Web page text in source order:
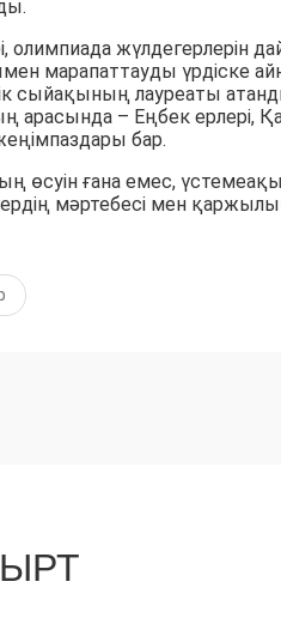
олимпиада жүлдегерлерін
марапаттауды үрдіске
сыйақының лауреаты
арасында – Еңбек ерлері,
бар.
өсуін ғана емес,
мәртебесі мен